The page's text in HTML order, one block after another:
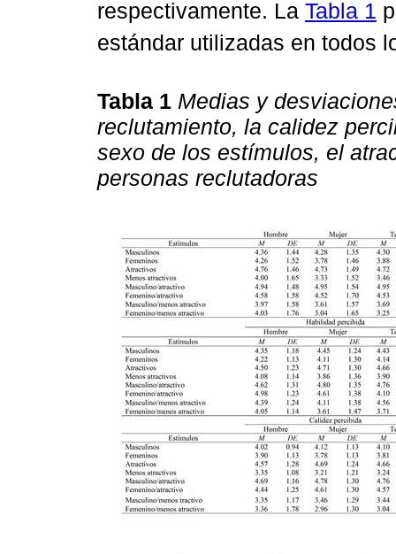
respectivamente. La Tabla 1
estándar utilizadas en todos
Tabla 1 Medias y
reclutamiento, la calidez
sexo de los estímulos, el
personas reclutadoras